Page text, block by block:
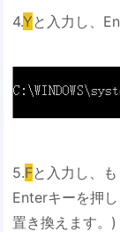
4.Yと入力し、
5.Fと入力し、
Enterキーを押
置き換えます。)